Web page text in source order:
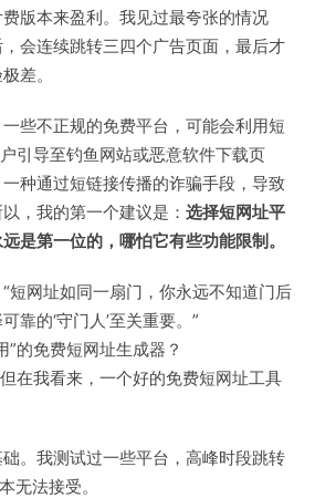
版本来盈利。我见过最夸张的情况
会连续跳转三四个广告页面，最后才
差。
些不正规的免费平台，可能会利用短
引导至钓鱼网站或恶意软件下载页
种通过短链接传播的诈骗手段，导致
，我的第一个建议是： 选择短网址平
是第一位的，哪怕它有些功能限制。
短网址如同一扇门，你永远不知道门后
靠的‘守门人’至关重要。”
”的免费短网址生成器？
在我看来，一个好的免费短网址工具
。我测试过一些平台，高峰时段跳转
无法接受。